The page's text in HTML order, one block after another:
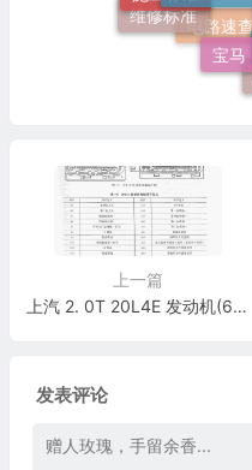
宝马
维修标准
电路速查
上一篇
上汽 2. 0T 20L4E 发动机(60针+94针)端子
发表评论